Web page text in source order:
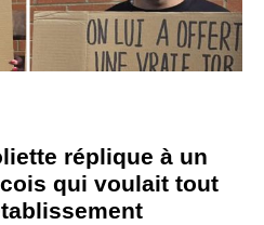
réplique à un
qui voulait tout